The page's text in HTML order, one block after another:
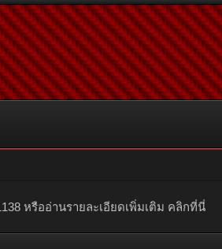
หรืออ่านรายละเอียดเพิ่มเติม คลิกที่นี่